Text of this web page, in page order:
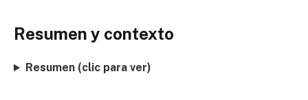
Resumen y contexto
Resumen (clic para ver)